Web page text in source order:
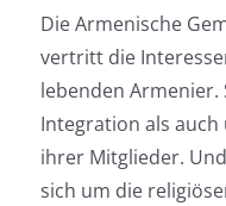
Die Armenische
vertritt die
lebenden
Integration als
ihrer Mitglieder.
sich um die